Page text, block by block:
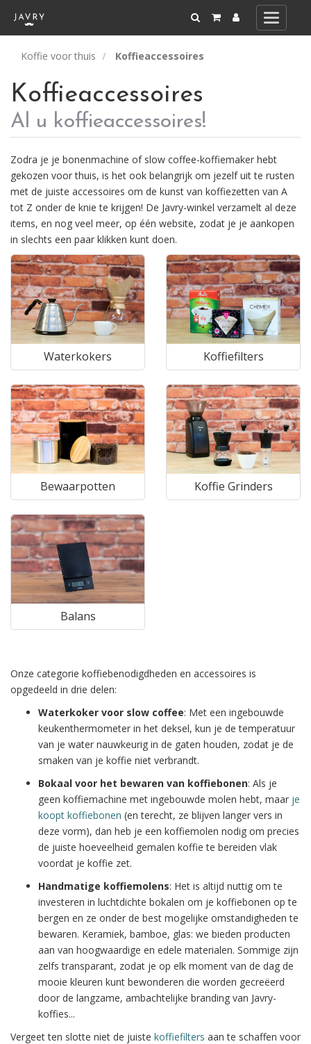
Toggle
Koffie voor thuis
Koffieaccessoires
Koffieaccessoires
Al u koffieaccessoires!
Zodra je je bonenmachine of slow coffee-koffiemaker hebt
gekozen voor thuis, is het ook belangrijk om jezelf uit te rusten
met de juiste accessoires om de kunst van koffiezetten van A
tot Z onder de knie te krijgen! De Javry-winkel verzamelt al deze
items, en nog veel meer, op één website, zodat je je aankopen
in slechts een paar klikken kunt doen.
Waterkokers Koffiefilters
Bewaarpotten Koffie Grinders
Balans
Onze categorie koffiebenodigdheden en accessoires is
opgedeeld in drie delen:
Waterkoker voor slow coffee: Met een ingebouwde
keukenthermometer in het deksel, kun je de temperatuur
van je water nauwkeurig in de gaten houden, zodat je de
smaken van je koffie niet verbrandt.
Bokaal voor het bewaren van koffiebonen: Als je
geen koffiemachine met ingebouwde molen hebt, maar je
koopt koffiebonen (en terecht, ze blijven langer vers in
deze vorm), dan heb je een koffiemolen nodig om precies
de juiste hoeveelheid gemalen koffie te bereiden vlak
voordat je koffie zet.
Handmatige koffiemolens: Het is altijd nuttig om te
investeren in luchtdichte bokalen om je koffiebonen op te
bergen en ze onder de best mogelijke omstandigheden te
bewaren. Keramiek, bamboe, glas: we bieden producten
aan van hoogwaardige en edele materialen. Sommige zijn
zelfs transparant, zodat je op elk moment van de dag de
mooie kleuren kunt bewonderen die worden gecreëerd
door de langzame, ambachtelijke branding van Javry-
koffies...
Vergeet ten slotte niet de juiste koffiefilters aan te schaffen voor